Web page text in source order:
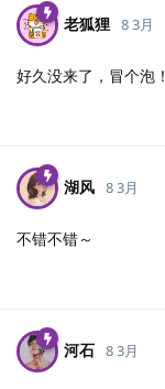
老狐狸 8 3月
好久没来了，冒个泡！
湖风 8 3月
不错不错～
河石 8 3月